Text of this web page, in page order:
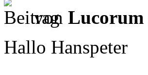
von Lucorum
Hallo Hanspeter